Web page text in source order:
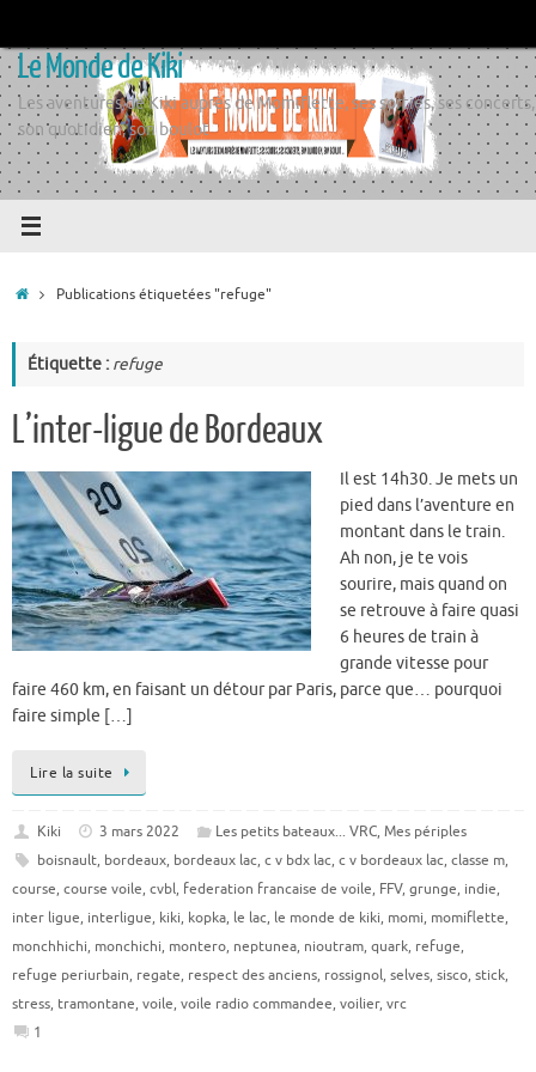
contenu
Le Monde de Kiki
Les aventures de Kiki auprès de Momiflette, ses sorties, ses concerts,
son quotidien, son boulot
AccueilPublications étiquetées "refuge"
Étiquette : refuge
L’inter-ligue de Bordeaux
Il est 14h30. Je mets un
pied dans l’aventure en
montant dans le train.
Ah non, je te vois
sourire, mais quand on
se retrouve à faire quasi
6 heures de train à
grande vitesse pour
faire 460 km, en faisant un détour par Paris, parce que… pourquoi
faire simple […]
Lire la suite
Kiki 3 mars 2022 Les petits bateaux... VRC, Mes périples
boisnault, bordeaux, bordeaux lac, c v bdx lac, c v bordeaux lac, classe m,
course, course voile, cvbl, federation francaise de voile, FFV, grunge, indie,
inter ligue, interligue, kiki, kopka, le lac, le monde de kiki, momi, momiflette,
monchhichi, monchichi, montero, neptunea, nioutram, quark, refuge,
refuge periurbain, regate, respect des anciens, rossignol, selves, sisco, stick,
stress, tramontane, voile, voile radio commandee, voilier, vrc
1